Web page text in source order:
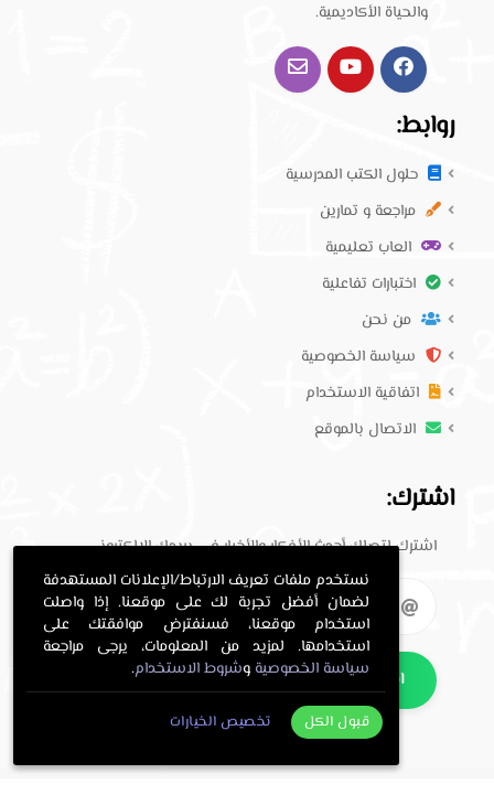
والحياة الأكاديمية.
روابط:
حلول الكتب المدرسية
مراجعة و تمارين
العاب تعليمية
اختبارات تفاعلية
من نحن
سياسة الخصوصية
اتفاقية الاستخدام
الاتصال بالموقع
اشترك:
اشترك لتصلك أحدث الأفكار والأخبار في بريدك الإلكتروني.
اشترك
نستخدم ملفات تعريف الارتباط/الإعلانات المستهدفة
لضمان أفضل تجربة لك على موقعنا. إذا واصلت
استخدام موقعنا، فسنفترض موافقتك على
استخدامها. لمزيد من المعلومات، يرجى مراجعة
سياسة الخصوصية وشروط الاستخدام.
قبول الكل تخصيص الخيارات